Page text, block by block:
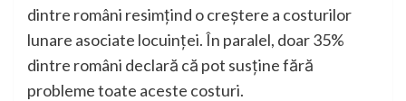
dintre români resimțind o creștere a costurilor
lunare asociate locuinței. În paralel, doar 35%
dintre români declară că pot susține fără
probleme toate aceste costuri.